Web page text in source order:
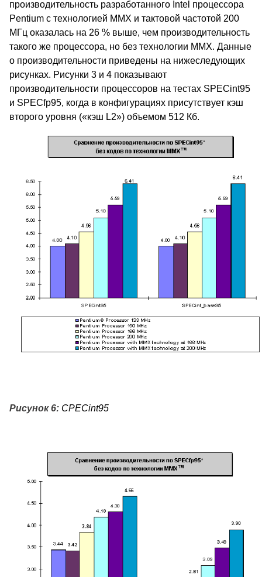
производительность разработанного Intel процессора
Pentium с технологией MMX и тактовой частотой 200
МГц оказалась на 26 % выше, чем производительность
такого же процессора, но без технологии MMX. Данные
о производительности приведены на нижеследующих
рисунках. Рисунки 3 и 4 показывают
производительности процессоров на тестах SPECint95
и SPECfp95, когда в конфигурациях присутствует кэш
второго уровня («кэш L2») объемом 512 Кб.
Рисунок 6: CPECint95